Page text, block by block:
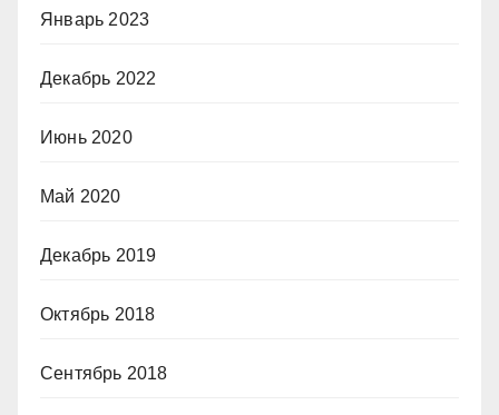
Январь 2023
Декабрь 2022
Июнь 2020
Май 2020
Декабрь 2019
Октябрь 2018
Сентябрь 2018